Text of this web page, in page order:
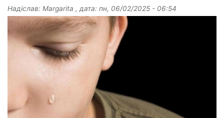
Надіслав: Margarita , дата: пн, 06/02/2025 - 06:54